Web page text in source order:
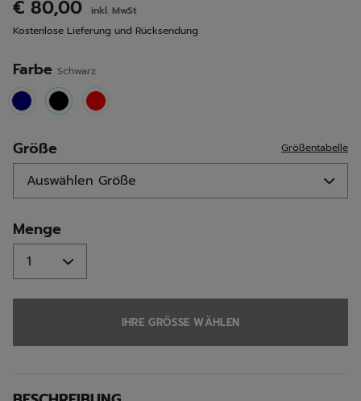
Link
auf
derselben
€ 80,00
inkl. MwSt
Kostenlose Lieferung und Rücksendung
Farbe Schwarz
selected
Größe Größentabelle
Menge
IHRE GRÖSSE WÄHLEN